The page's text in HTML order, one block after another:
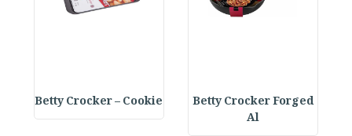
Betty Crocker Forged
Al
Betty Crocker – Cookie